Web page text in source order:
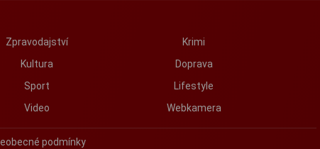
Zpravodajství
Kultura
Sport
Video
Krimi
Doprava
Lifestyle
Webkamera
podmínky